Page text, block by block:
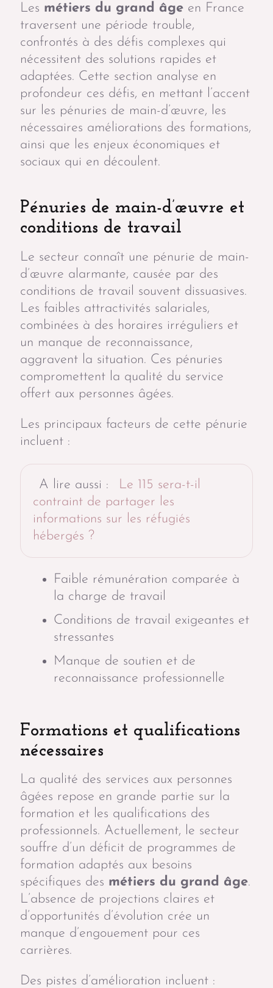
Les métiers du grand âge en France
traversent une période trouble,
confrontés à des défis complexes qui
nécessitent des solutions rapides et
adaptées. Cette section analyse en
profondeur ces défis, en mettant l’accent
sur les pénuries de main-d’œuvre, les
nécessaires améliorations des formations,
ainsi que les enjeux économiques et
sociaux qui en découlent.
Pénuries de main-d’œuvre et
conditions de travail
Le secteur connaît une pénurie de main-
d’œuvre alarmante, causée par des
conditions de travail souvent dissuasives.
Les faibles attractivités salariales,
combinées à des horaires irréguliers et
un manque de reconnaissance,
aggravent la situation. Ces pénuries
compromettent la qualité du service
offert aux personnes âgées.
Les principaux facteurs de cette pénurie
incluent :
A lire aussi :
Le 115 sera-t-il
contraint de partager les
informations sur les réfugiés
hébergés ?
Faible rémunération comparée à
la charge de travail
Conditions de travail exigeantes et
stressantes
Manque de soutien et de
reconnaissance professionnelle
Formations et qualifications
nécessaires
La qualité des services aux personnes
âgées repose en grande partie sur la
formation et les qualifications des
professionnels. Actuellement, le secteur
souffre d’un déficit de programmes de
formation adaptés aux besoins
spécifiques des métiers du grand âge.
L’absence de projections claires et
d’opportunités d’évolution crée un
manque d’engouement pour ces
carrières.
Des pistes d’amélioration incluent :